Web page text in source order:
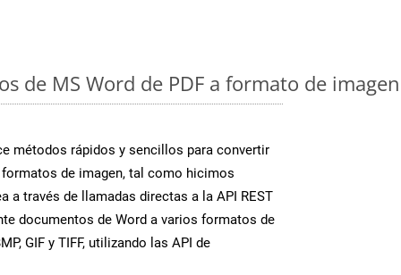
de MS Word de PDF a formato de
métodos rápidos y sencillos para convertir
de imagen, tal como hicimos
a través de llamadas directas a la API REST
documentos de Word a varios formatos de
GIF y TIFF, utilizando las API de